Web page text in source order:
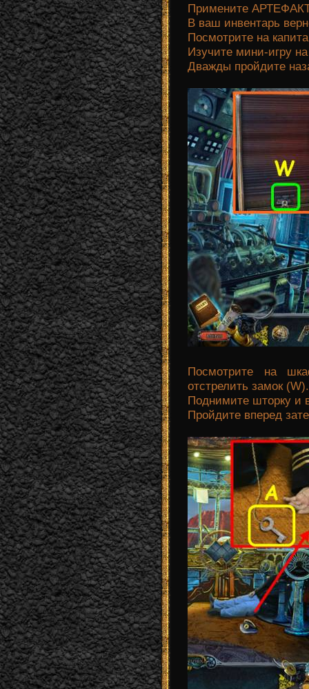
Примените
В ваш инвентарь
Посмотрите на
Изучите мини-игру
Дважды пройдите
Посмотрите на
отстрелить замок (W).
Поднимите шторку
Пройдите вперед